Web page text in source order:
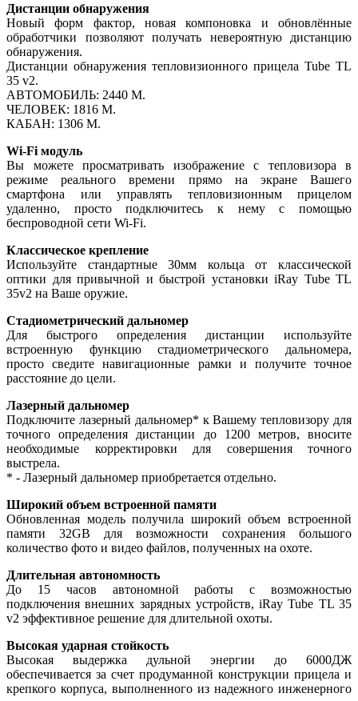
Дистанции обнаружения
Новый форм фактор, новая компоновка и обновлённые
обработчики позволяют получать невероятную дистанцию
обнаружения.
Дистанции обнаружения тепловизионного прицела Tube TL
35 v2.
АВТОМОБИЛЬ: 2440 М.
ЧЕЛОВЕК: 1816 М.
КАБАН: 1306 М.
Wi-Fi модуль
Вы можете просматривать изображение с тепловизора в
режиме реального времени прямо на экране Вашего
смартфона или управлять тепловизионным прицелом
удаленно, просто подключитесь к нему с помощью
беспроводной сети Wi-Fi.
Классическое крепление
Используйте стандартные 30мм кольца от классической
оптики для привычной и быстрой установки iRay Tube TL
35v2 на Ваше оружие.
Стадиометрический дальномер
Для быстрого определения дистанции используйте
встроенную функцию стадиометрического дальномера,
просто сведите навигационные рамки и получите точное
расстояние до цели.
Лазерный дальномер
Подключите лазерный дальномер* к Вашему тепловизору для
точного определения дистанции до 1200 метров, вносите
необходимые корректировки для совершения точного
выстрела.
* - Лазерный дальномер приобретается отдельно.
Широкий объем встроенной памяти
Обновленная модель получила широкий объем встроенной
памяти 32GB для возможности сохранения большого
количество фото и видео файлов, полученных на охоте.
Длительная автономность
До 15 часов автономной работы с возможностью
подключения внешних зарядных устройств, iRay Tube TL 35
v2 эффективное решение для длительной охоты.
Высокая ударная стойкость
Высокая выдержка дульной энергии до 6000ДЖ
обеспечивается за счет продуманной конструкции прицела и
крепкого корпуса, выполненного из надежного инженерного